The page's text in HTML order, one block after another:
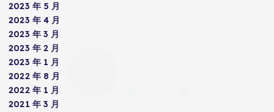
2023 年 5 月
2023 年 4 月
2023 年 3 月
2023 年 2 月
2023 年 1 月
2022 年 8 月
2022 年 1 月
2021 年 3 月